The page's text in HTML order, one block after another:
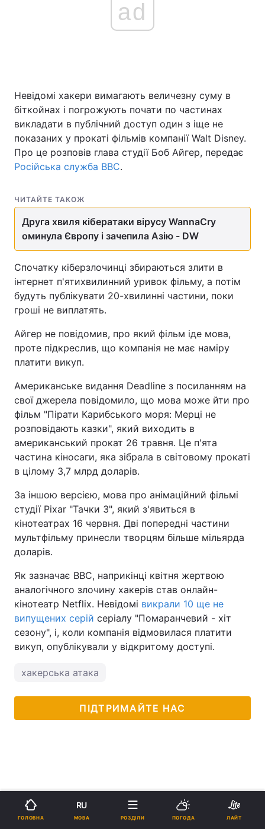
ad
Невідомі хакери вимагають величезну суму в
біткойнах і погрожують почати по частинах
викладати в публічний доступ один з іще не
показаних у прокаті фільмів компанії Walt Disney.
Про це розповів глава студії Боб Айгер, передає
Російська служба ВВС.
ЧИТАЙТЕ ТАКОЖ
Друга хвиля кібератаки вірусу WannaCry
оминула Європу і зачепила Азію - DW
Спочатку кіберзлочинці збираються злити в
інтернет п'ятихвилинний уривок фільму, а потім
будуть публікувати 20-хвилинні частини, поки
гроші не виплатять.
Айгер не повідомив, про який фільм іде мова,
проте підкреслив, що компанія не має наміру
платити викуп.
Американське видання Deadline з посиланням на
свої джерела повідомило, що мова може йти про
фільм "Пірати Карибського моря: Мерці не
розповідають казки", який виходить в
американський прокат 26 травня. Це п'ята
частина кіносаги, яка зібрала в світовому прокаті
в цілому 3,7 млрд доларів.
За іншою версією, мова про анімаційний фільмі
студії Pixar "Тачки 3", який з'явиться в
кінотеатрах 16 червня. Дві попередні частини
мультфільму принесли творцям більше мільярда
доларів.
Як зазначає ВВС, наприкінці квітня жертвою
аналогічного злочину хакерів став онлайн-
кінотеатр Netflix. Невідомі викрали 10 ще не
випущених серій серіалу "Помаранчевий - хіт
сезону", і, коли компанія відмовилася платити
викуп, опублікували у відкритому доступі.
хакерська атака
ПІДТРИМАЙТЕ НАС
ГОЛОВНА
RU
МОВА РОЗДІЛИ ПОГОДА ЛАЙТ